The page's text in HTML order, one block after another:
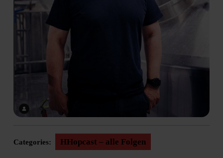
Categories: HHopcast – alle Folgen